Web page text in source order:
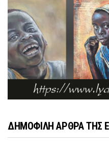
ΔΗΜΟΦΙΛΗ ΑΡΘΡΑ ΤΗΣ